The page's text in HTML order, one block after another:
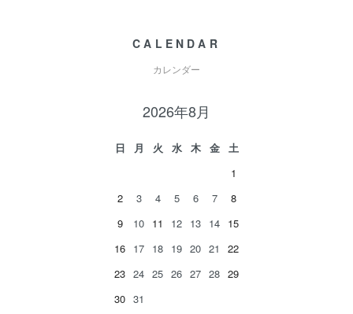
CALENDAR
カレンダー
2026年8月
日 月 火 水 木 金
土
1
2
3 4 5 6 7
8
9
10 11 12 13 14 15
16 17 18 19 20 21
22
23 24 25 26 27 28 29
30 31